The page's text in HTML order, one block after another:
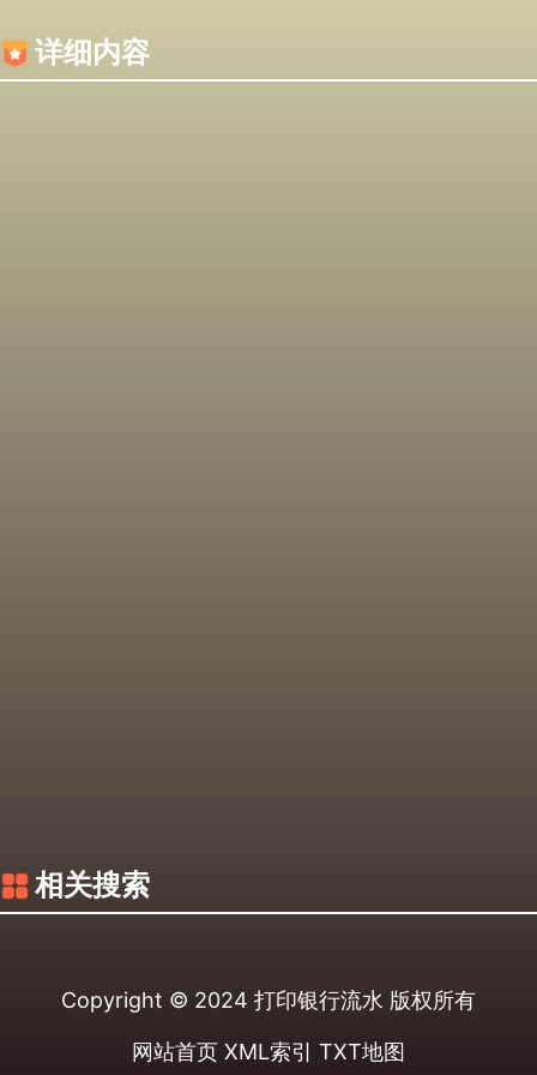
详细内容
相关搜索
Copyright © 2024 打印银行流水 版权所有
网站首页 XML索引 TXT地图